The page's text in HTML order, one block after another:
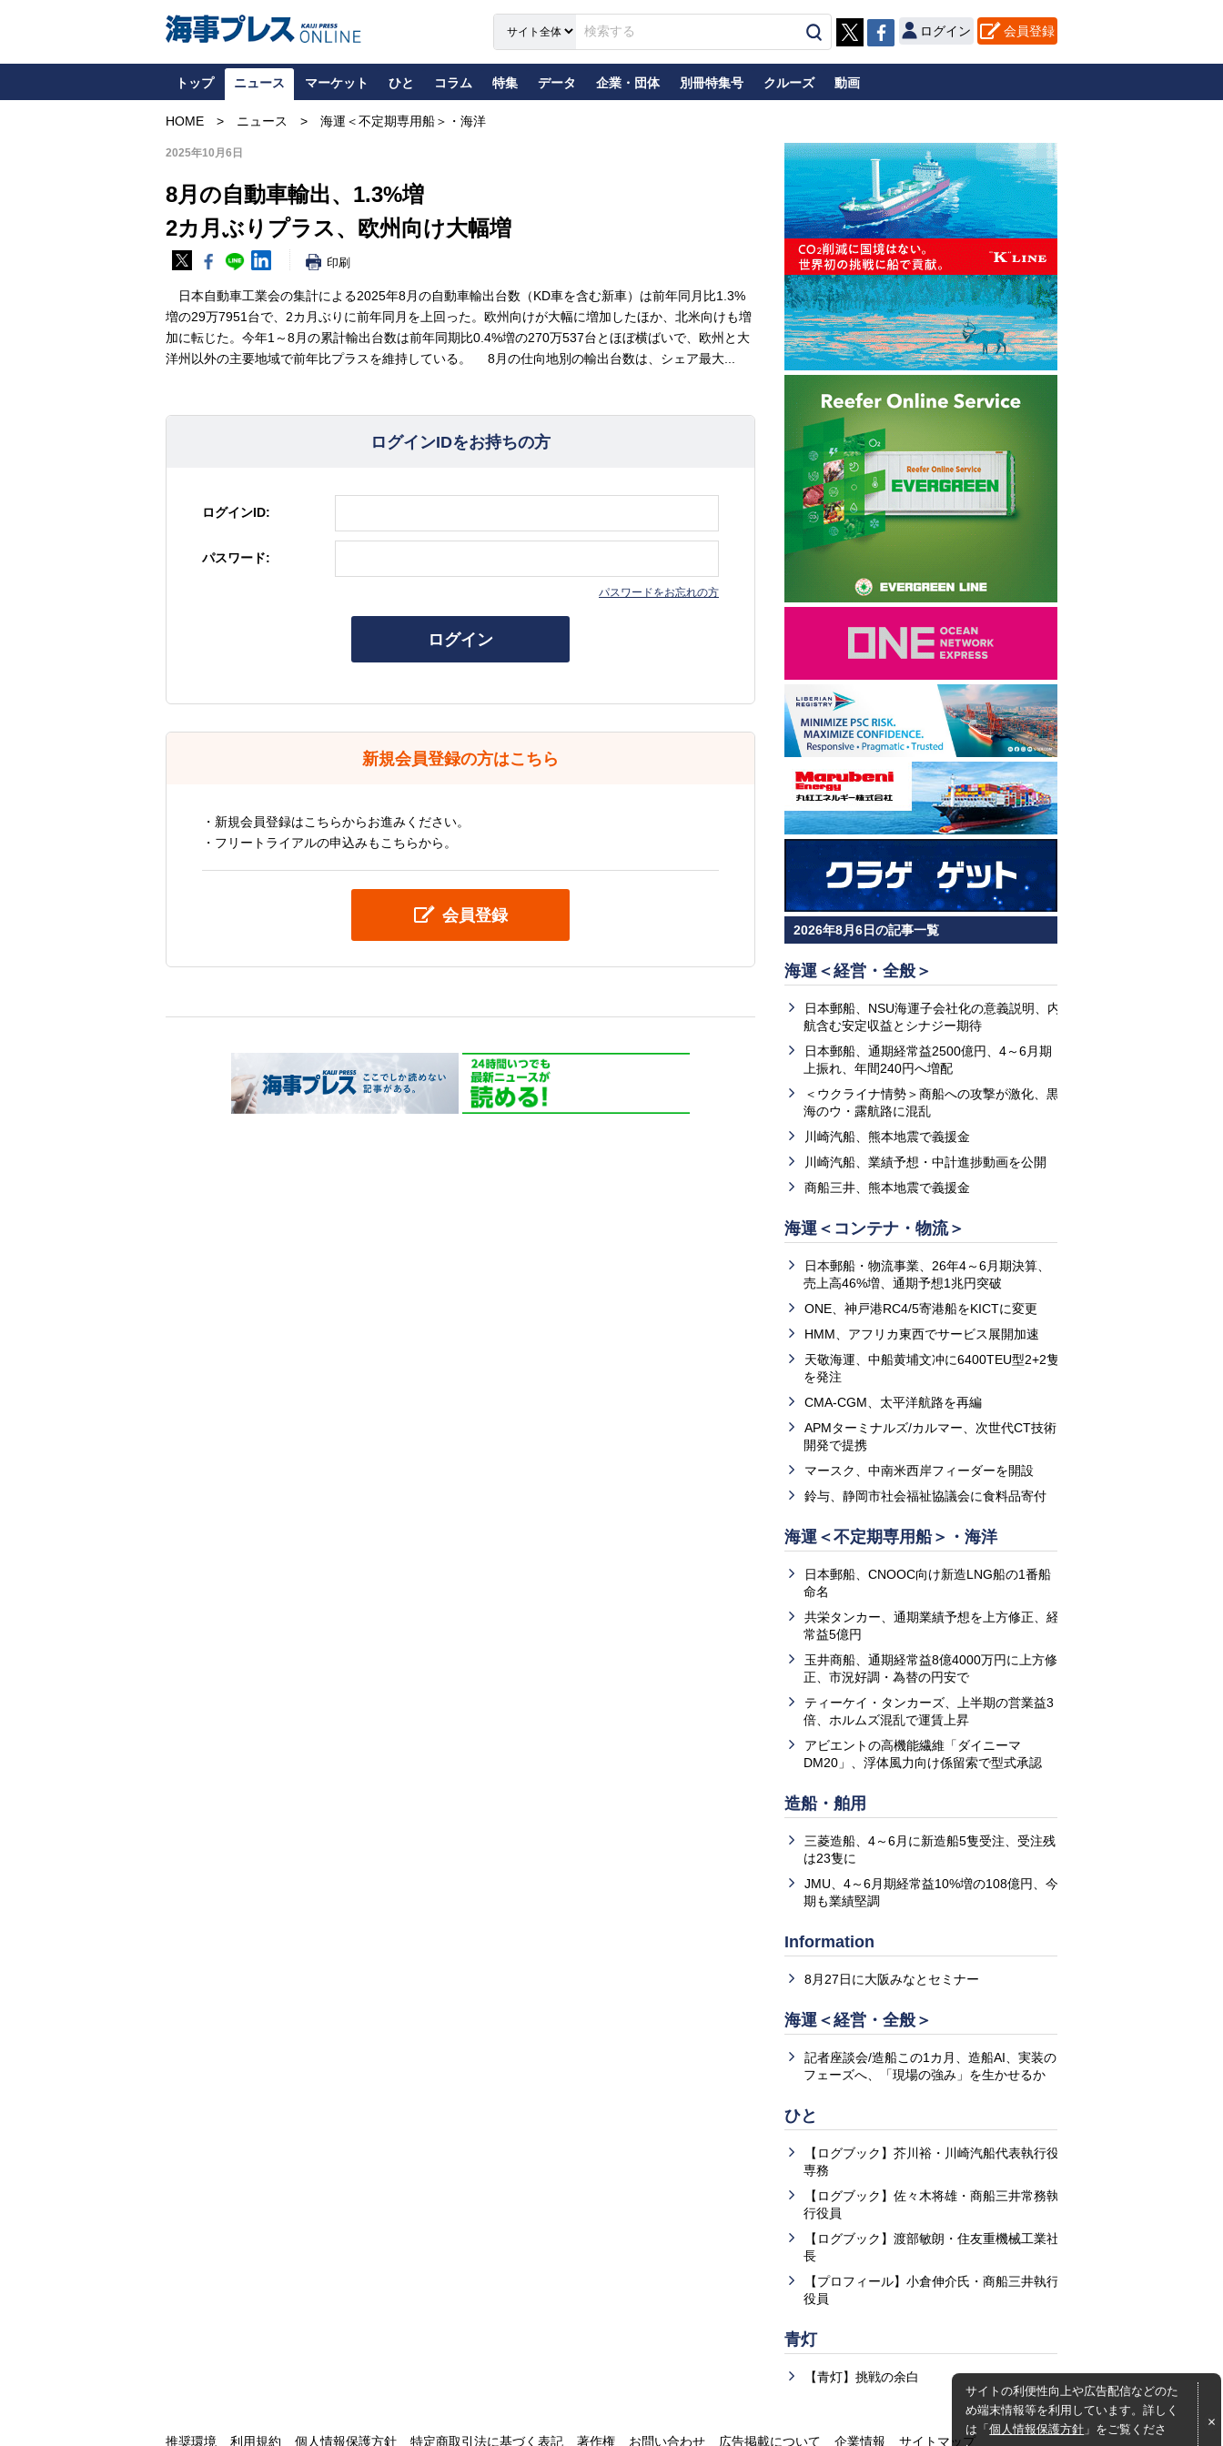
ログイン 会員登録
トップ ニュース マーケット ひと コラム 特集 データ 企業・団体 別冊特集号 クルーズ 動画
HOME ニュース 海運＜不定期専用船＞・海洋
2025年10月6日
8月の自動車輸出、1.3%増
2カ月ぶりプラス、欧州向け大幅増
印刷
日本自動車工業会の集計による2025年8月の自動車輸出台数（KD車を含む新車）は前年同月比1.3%
増の29万7951台で、2カ月ぶりに前年同月を上回った。欧州向けが大幅に増加したほか、北米向けも増
加に転じた。今年1～8月の累計輸出台数は前年同期比0.4%増の270万537台とほぼ横ばいで、欧州と大
洋州以外の主要地域で前年比プラスを維持している。 8月の仕向地別の輸出台数は、シェア最大...
ログインIDをお持ちの方
ログインID:
パスワード:
パスワードをお忘れの方
ログイン
新規会員登録の方はこちら
・新規会員登録はこちらからお進みください。
・フリートライアルの申込みもこちらから。
会員登録
2026年8月6日の記事一覧
海運＜経営・全般＞
日本郵船、NSU海運子会社化の意義説明、内
航含む安定収益とシナジー期待
日本郵船、通期経常益2500億円、4～6月期
上振れ、年間240円へ増配
＜ウクライナ情勢＞商船への攻撃が激化、黒
海のウ・露航路に混乱
川崎汽船、熊本地震で義援金
川崎汽船、業績予想・中計進捗動画を公開
商船三井、熊本地震で義援金
海運＜コンテナ・物流＞
日本郵船・物流事業、26年4～6月期決算、
売上高46%増、通期予想1兆円突破
ONE、神戸港RC4/5寄港船をKICTに変更
HMM、アフリカ東西でサービス展開加速
天敬海運、中船黄埔文冲に6400TEU型2+2隻
を発注
CMA-CGM、太平洋航路を再編
APMターミナルズ/カルマー、次世代CT技術
開発で提携
マースク、中南米西岸フィーダーを開設
鈴与、静岡市社会福祉協議会に食料品寄付
海運＜不定期専用船＞・海洋
日本郵船、CNOOC向け新造LNG船の1番船
命名
共栄タンカー、通期業績予想を上方修正、経
常益5億円
玉井商船、通期経常益8億4000万円に上方修
正、市況好調・為替の円安で
ティーケイ・タンカーズ、上半期の営業益3
倍、ホルムズ混乱で運賃上昇
アビエントの高機能繊維「ダイニーマ
DM20」、浮体風力向け係留索で型式承認
造船・舶用
三菱造船、4～6月に新造船5隻受注、受注残
は23隻に
JMU、4～6月期経常益10%増の108億円、今
期も業績堅調
Information
8月27日に大阪みなとセミナー
海運＜経営・全般＞
記者座談会/造船この1カ月、造船AI、実装の
フェーズへ、「現場の強み」を生かせるか
ひと
【ログブック】芥川裕・川崎汽船代表執行役
専務
【ログブック】佐々木将雄・商船三井常務執
行役員
【ログブック】渡部敏朗・住友重機械工業社
長
【プロフィール】小倉伸介氏・商船三井執行
役員
青灯
【青灯】挑戦の余白
サイトの利便性向上や広告配信などのた
め端末情報等を利用しています。詳しく
は「個人情報保護方針 」をご覧くださ
推奨環境 利用規約 個人情報保護方針 特定商取引法に基づく表記 著作権 お問い合わせ 広告掲載について 企業情報 サイトマップ